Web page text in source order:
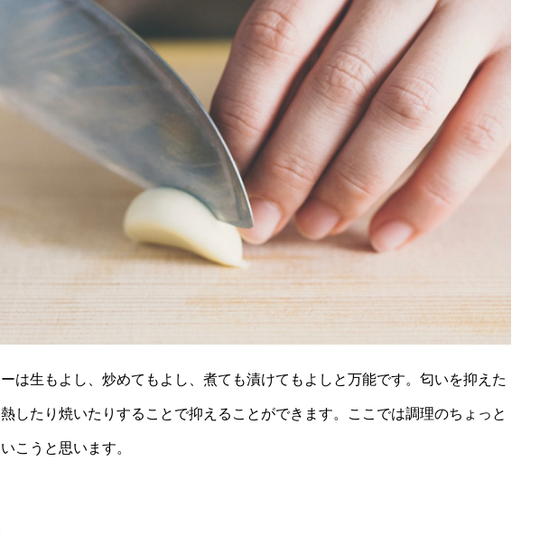
は生もよし、炒めてもよし、煮ても漬けてもよしと万能です。匂いを抑えた
したり焼いたりすることで抑えることができます。ここでは調理のちょっと
こうと思います。